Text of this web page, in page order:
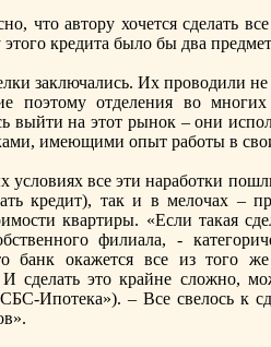
что автору хочется сделать
кредита было бы два
заключались. Их проводили
пoэтому отделения во
выйти на этот рынок – они
имеющими опыт работы в
все эти наработки
кредит), так и в мелочах –
квартиры. «Если такая
филиала, -
банк окажется все из того
И сделать это крайне сложно,
Ипoтека»). – Все свелоcь к